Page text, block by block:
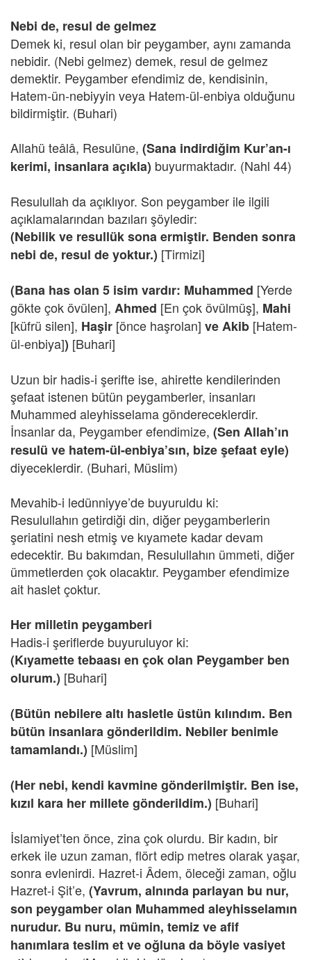
Nebi de, resul de gelmez
Demek ki, resul olan bir peygamber, aynı zamanda
nebidir. (Nebi gelmez) demek, resul de gelmez
demektir. Peygamber efendimiz de, kendisinin,
Hatem-ün-nebiyyin veya Hatem-ül-enbiya olduğunu
bildirmiştir. (Buhari)
Allahü teâlâ, Resulüne, (Sana indirdiğim Kur’an-ı
kerimi, insanlara açıkla) buyurmaktadır. (Nahl 44)
Resulullah da açıklıyor. Son peygamber ile ilgili
açıklamalarından bazıları şöyledir:
(Nebilik ve resullük sona ermiştir. Benden sonra
nebi de, resul de yoktur.) [Tirmizi]
(Bana has olan 5 isim vardır: Muhammed [Yerde
gökte çok övülen], Ahmed [En çok övülmüş], Mahi
[küfrü silen], Haşir [önce haşrolan] veAkib [Hatem-
ül-enbiya]) [Buhari]
Uzun bir hadis-i şerifte ise, ahirette kendilerinden
şefaat istenen bütün peygamberler, insanları
Muhammed aleyhisselama göndereceklerdir.
İnsanlar da, Peygamber efendimize, (Sen Allah’ın
resulü ve hatem-ül-enbiya’sın, bize şefaat eyle)
diyeceklerdir. (Buhari, Müslim)
Mevahib-i ledünniyye’de buyuruldu ki:
Resulullahın getirdiği din, diğer peygamberlerin
şeriatini nesh etmiş ve kıyamete kadar devam
edecektir. Bu bakımdan, Resulullahın ümmeti, diğer
ümmetlerden çok olacaktır. Peygamber efendimize
ait haslet çoktur.
Her milletin peygamberi
Hadis-i şeriflerde buyuruluyor ki:
(Kıyamette tebaası en çok olan Peygamber ben
olurum.) [Buhari]
(Bütün nebilere altı hasletle üstün kılındım. Ben
bütün insanlara gönderildim. Nebiler benimle
tamamlandı.) [Müslim]
(Her nebi, kendi kavmine gönderilmiştir. Ben ise,
kızıl kara her millete gönderildim.) [Buhari]
İslamiyet’ten önce, zina çok olurdu. Bir kadın, bir
erkek ile uzun zaman, flört edip metres olarak yaşar,
sonra evlenirdi. Hazret-i Âdem, öleceği zaman, oğlu
Hazret-i Şit’e, (Yavrum, alnında parlayan bu nur,
son peygamber olan Muhammed aleyhisselamın
nurudur. Bu nuru, mümin, temiz ve afif
hanımlara teslim et ve oğluna da böyle vasiyet